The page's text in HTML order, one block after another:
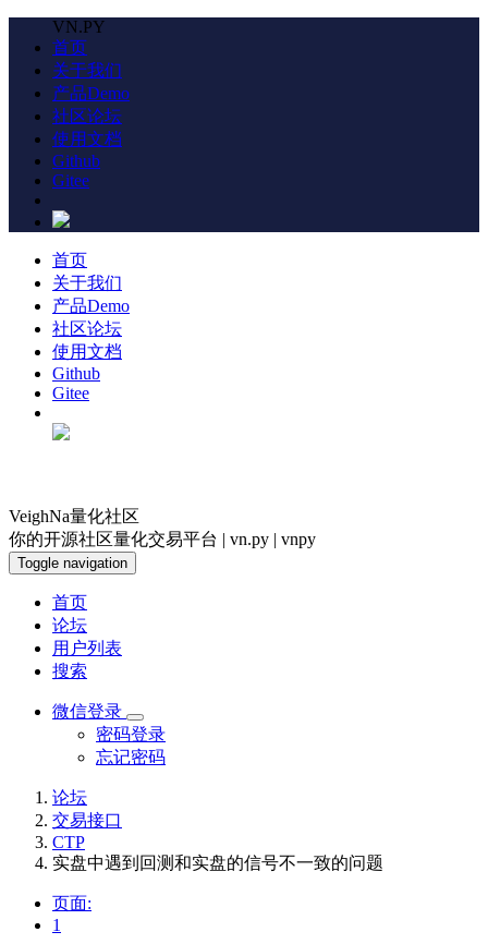
VN.PY
首页
关于我们
产品Demo
社区论坛
使用文档
Github
Gitee
首页
关于我们
产品Demo
社区论坛
使用文档
Github
Gitee
VeighNa量化社区
你的开源社区量化交易平台 | vn.py | vnpy
Toggle navigation
首页
论坛
用户列表
搜索
微信登录
密码登录
忘记密码
论坛
交易接口
CTP
实盘中遇到回测和实盘的信号不一致的问题
页面:
1